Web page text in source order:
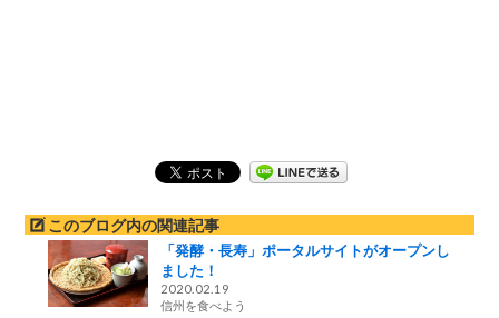
このブログ内の関連記事
「発酵・長寿」ポータルサイトがオープンし
ました！
2020.02.19
信州を食べよう